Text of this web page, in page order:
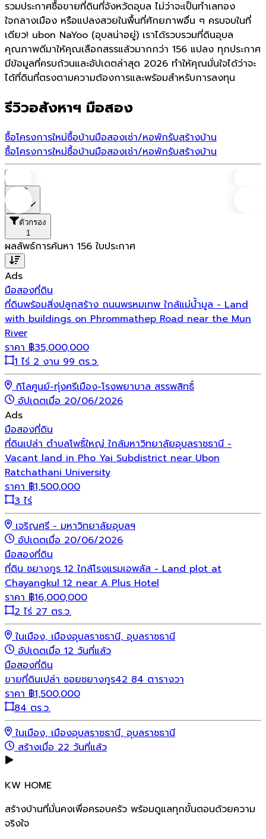
รวมประกาศซื้อขายที่ดินที่จังหวัดอุบล ไม่ว่าจะเป็นทำเลทอง
ใจกลางเมือง หรือแปลงสวยในพื้นที่ศักยภาพอื่น ๆ ครบจบในที่
เดียว! ubon NaYoo (อุบลน่าอยู่) เราได้รวบรวมที่ดินอุบล
คุณภาพดีมาให้คุณเลือกสรรแล้วมากกว่า 156 แปลง ทุกประกาศ
มีข้อมูลที่ครบถ้วนและอัปเดตล่าสุด 2026 ทำให้คุณมั่นใจได้ว่าจะ
ได้ที่ดินที่ตรงตามความต้องการและพร้อมสำหรับการลงทุน
รีวิวอสังหาฯ มือสอง
ซื้อโครงการใหม่ซื้อบ้านมือสองเช่า/หอพักรับสร้างบ้าน
ซื้อโครงการใหม่ซื้อบ้านมือสองเช่า/หอพักรับสร้างบ้าน
ตัวกรอง
1
ผลลัพธ์การค้นหา 156 ใบประกาศ
Ads
มือสองที่ดิน
ที่ดินพร้อมสิ่งปลูกสร้าง ถนนพรหมเทพ ใกล้แม่น้ำมูล - Land
with buildings on Phrommathep Road near the Mun
River
ราคา ฿35,000,000
1 ไร่ 2 งาน 99 ตร.ว.
กิโลศูนย์-ทุ่งศรีเมือง-โรงพยาบาล สรรพสิทธิ์
อัปเดตเมื่อ 20/06/2026
Ads
มือสองที่ดิน
ที่ดินเปล่า ตำบลโพธิ์ใหญ่ ใกล้มหาวิทยาลัยอุบลราชธานี -
Vacant land in Pho Yai Subdistrict near Ubon
Ratchathani University
ราคา ฿1,500,000
3 ไร่
เจริญศรี - มหาวิทยาลัยอุบลฯ
อัปเดตเมื่อ 20/06/2026
มือสองที่ดิน
ที่ดิน ชยางกูร 12 ใกล้โรงแรมเอพลัส - Land plot at
Chayangkul 12 near A Plus Hotel
ราคา ฿16,000,000
2 ไร่ 27 ตร.ว.
ในเมือง, เมืองอุบลราชธานี, อุบลราชธานี
อัปเดตเมื่อ 12 วันที่แล้ว
มือสองที่ดิน
ขายที่ดินเปล่า ซอยชยางกูร42 84 ตารางวา
ราคา ฿1,500,000
84 ตร.ว.
ในเมือง, เมืองอุบลราชธานี, อุบลราชธานี
สร้างเมื่อ 22 วันที่แล้ว
KW HOME
สร้างบ้านที่มั่นคงเพื่อครอบครัว พร้อมดูแลทุกขั้นตอนด้วยความ
จริงใจ